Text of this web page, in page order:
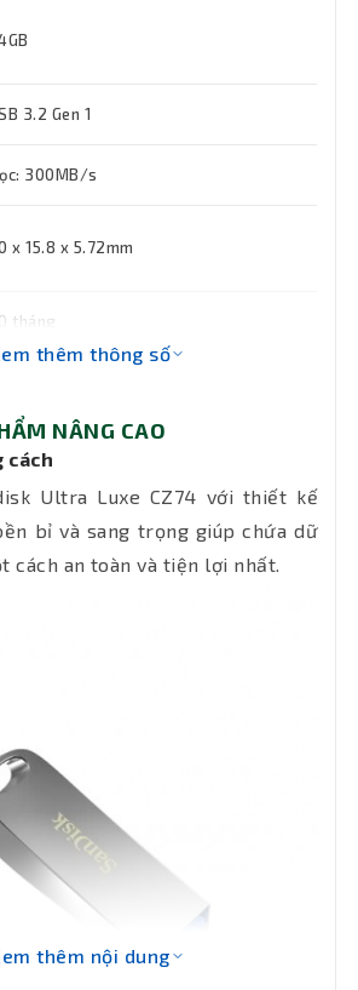
3.2 Gen 1
300MB/s
x 15.8 x 5.72mm
tháng
thêm thông số
NÂNG CAO
cách
Ultra Luxe CZ74 với thiết kế
bỉ và sang trọng giúp chứa dữ
cách an toàn và tiện lợi nhất.
thêm nội dung